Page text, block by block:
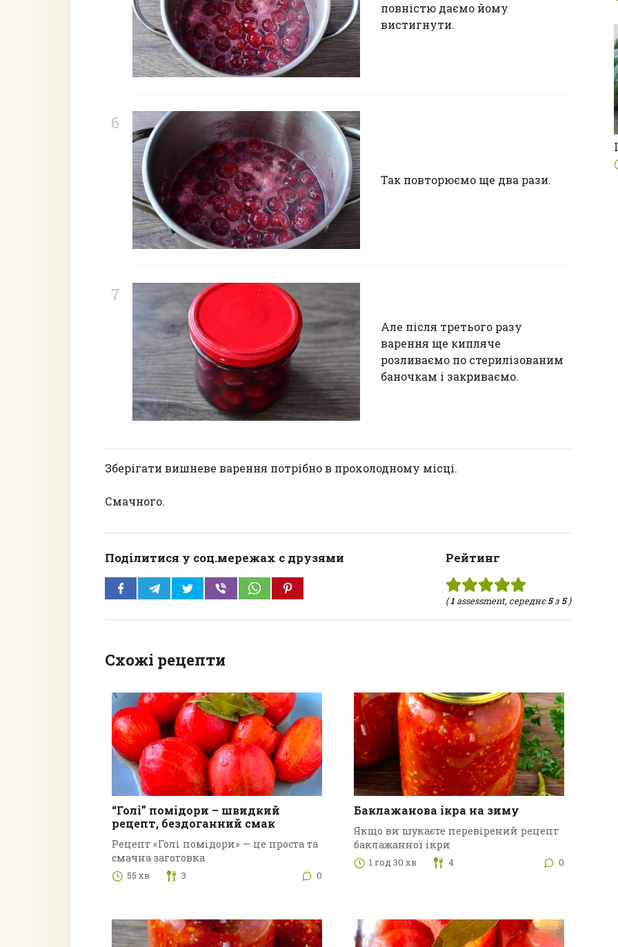
повністю даємо йому
вистигнути.
Так повторюємо ще два рази.
Але після третього разу
варення ще кипляче
розливаємо по стерилізованим
баночкам і закриваємо.
Зберігати вишневе варення потрібно в прохолодному місці.
Смачного.
Поділитися у соц.мережах с друзями Рейтинг
(1 assessment, середнє5з 5)
Схожі рецепти
“Голі” помідори – швидкий
рецепт, бездоганний смак
Рецепт «Голі помідори» — це проста та
смачна заготовка
55 хв 3 0
Баклажанова ікра на зиму
Якщо ви шукаєте перевірений рецепт
баклажанної ікри
1 год 30 хв 4 0